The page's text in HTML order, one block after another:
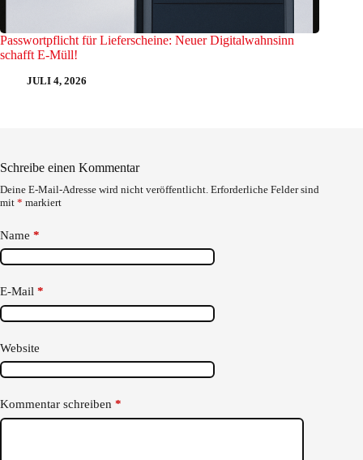
Passwortpflicht für Lieferscheine: Neuer Digitalwahnsinn
schafft E-Müll!
JULI 4, 2026
Schreibe einen Kommentar
Deine E-Mail-Adresse wird nicht veröffentlicht. Erforderliche Felder sind
mit * markiert
Name *
E-Mail *
Website
Kommentar schreiben *